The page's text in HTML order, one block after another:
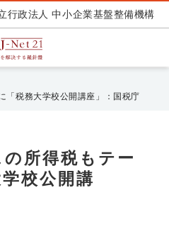
行政法人 中小企業基盤整備機構
「税務大学校公開講座」：国税庁
所得税もテー
校公開講